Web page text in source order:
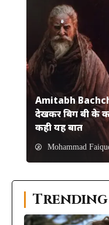
Amitabh
देखकर बिग बी के
कही यह बात
Mohammad
Trending